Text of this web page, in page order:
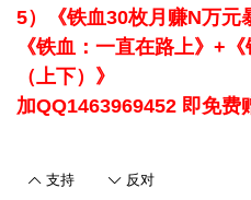
5）《铁血30枚月赚N万元
《铁血：一直在路上》+
（上下）》
加QQ1463969452 即免费
支持 反对